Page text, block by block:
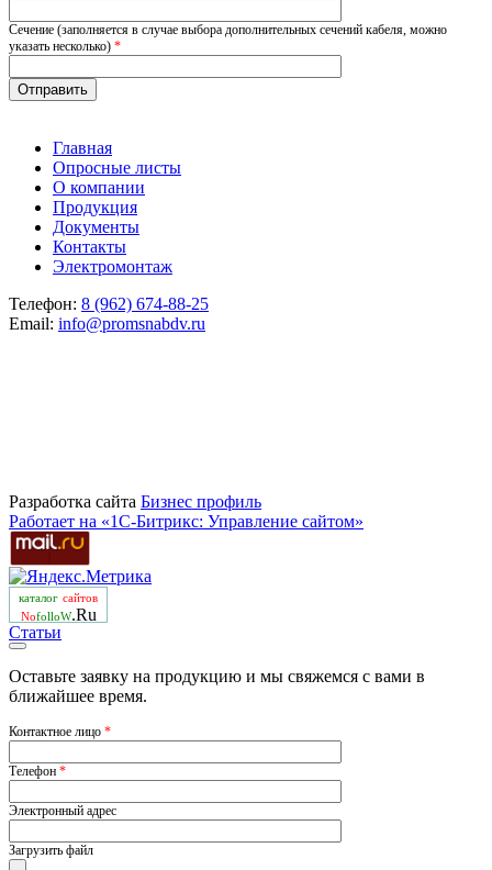
Сечение (заполняется в случае выбора дополнительных сечений кабеля, можно
указать несколько) *
Главная
Опросные листы
О компании
Продукция
Документы
Контакты
Электромонтаж
Телефон: 8 (962) 674-88-25
Email: info@promsnabdv.ru
Разработка сайта Бизнеc профиль
Работает на «1С-Битрикс: Управление сайтом»
каталог сайтов
NofolloW.Ru
Статьи
Оставьте заявку на продукцию и мы свяжемся с вами в
ближайшее время.
Контактное лицо *
Телефон *
Электронный адрес
Загрузить файл